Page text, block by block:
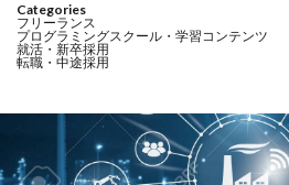
Categories
フリーランス
プログラミングスクール・学習コンテンツ
就活・新卒採用
転職・中途採用